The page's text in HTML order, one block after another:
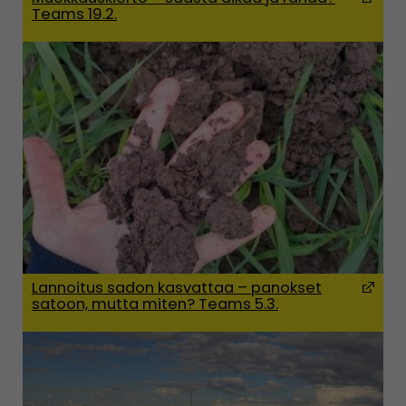
Teams 19.2.
Lannoitus sadon kasvattaa – panokset
satoon, mutta miten? Teams 5.3.